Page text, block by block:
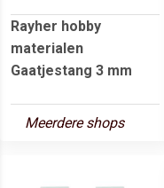
Rayher hobby
materialen
Gaatjestang 3 mm
Meerdere shops